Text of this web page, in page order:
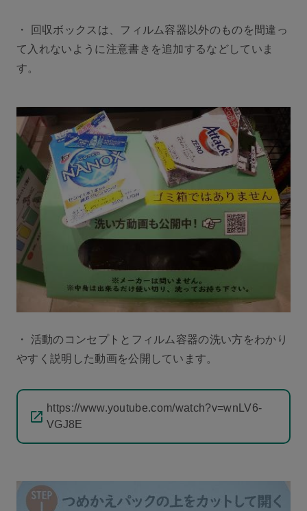
・ 回収ボックスは、フィルム容器以外のものを間違っ
て入れないように注意書きを追加するなどしていま
す。
・ 活動のコンセプトとフィルム容器の洗い方をわかり
やすく説明した動画を公開しています。
https://www.youtube.com/watch?v=wnLV6-
VGJ8E